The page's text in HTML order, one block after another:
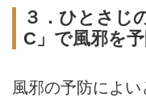
３．ひとさじ
C」で風邪を
風邪の予防によい